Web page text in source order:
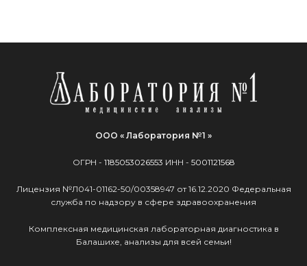
ООО « Лаборатория №1 »
ОГРН - 1185053026553 ИНН - 5001121568
Лицензия №Л041-01162-50/00358947 от 16.12.2020 Федеральная
служба по надзору в сфере здравоохранения
Комплексная медицинская лабораторная диагностика в
Балашихе, анализы для всей семьи!